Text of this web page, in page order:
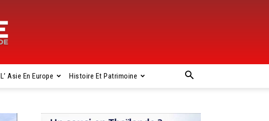
L’ Asie En Europe Histoire Et Patrimoine